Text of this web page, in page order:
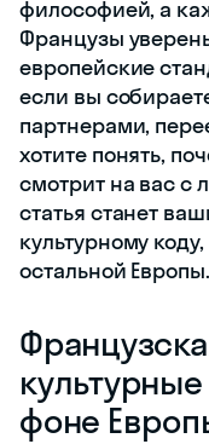
философией, а
Французы
европейские
если вы
партнерами,
хотите понять,
смотрит на вас с
статья станет
культурному
остальной Европы.
фоне